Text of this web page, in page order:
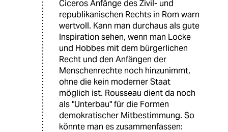
Ciceros Anfänge des Zivil- und
republikanischen Rechts in Rom warn
wertvoll. Kann man durchaus als gute
Inspiration sehen, wenn man Locke
und Hobbes mit dem bürgerlichen
Recht und den Anfängen der
Menschenrechte noch hinzunimmt,
ohne die kein moderner Staat
möglich ist. Rousseau dient da noch
als "Unterbau" für die Formen
demokratischer Mitbestimmung. So
könnte man es zusammenfassen: